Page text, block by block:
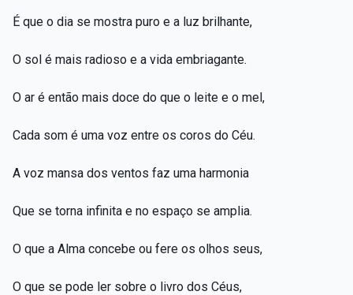
É que o dia se mostra puro e a luz brilhante,
O sol é mais radioso e a vida embriagante.
O ar é então mais doce do que o leite e o mel,
Cada som é uma voz entre os coros do Céu.
A voz mansa dos ventos faz uma harmonia
Que se torna infinita e no espaço se amplia.
O que a Alma concebe ou fere os olhos seus,
O que se pode ler sobre o livro dos Céus,